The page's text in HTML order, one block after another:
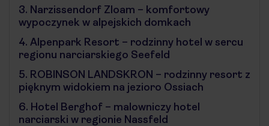
3. Narzissendorf Zloam – komfortowy
wypoczynek w alpejskich domkach
4. Alpenpark Resort – rodzinny hotel w sercu
regionu narciarskiego Seefeld
5. ROBINSON LANDSKRON – rodzinny resort z
pięknym widokiem na jezioro Ossiach
6. Hotel Berghof – malowniczy hotel
narciarski w regionie Nassfeld